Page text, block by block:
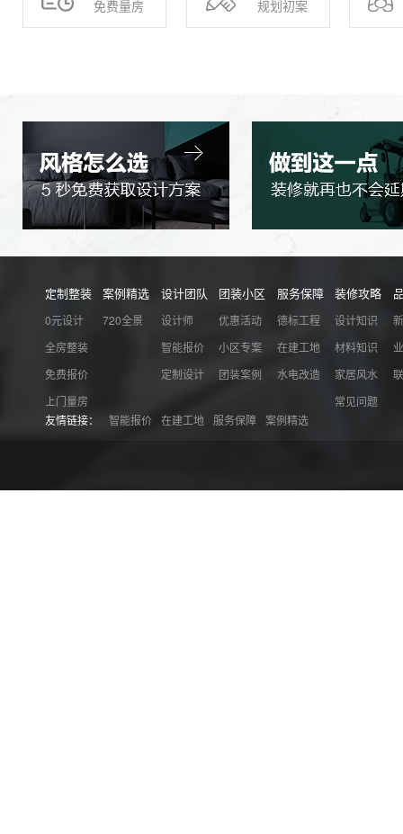
免费量房
规划初案
定制整装
0元设计
全房整装
免费报价
上门量房
案例精选
720全景
设计团队
设计师
智能报价
定制设计
团装小区
优惠活动
小区专案
团装案例
服务保障
德标工程
在建工地
水电改造
装修攻略
设计知识
材料知识
家居风水
常见问题
友情链接： 智能报价 在建工地 服务保障 案例精选